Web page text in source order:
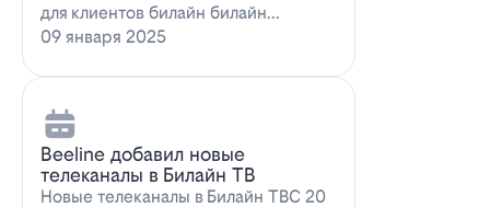
для клиентов билайн билайн
запускает новое выгодное
09 января 2025
Beeline добавил новые
телеканалы в Билайн ТВ
Новые телеканалы в Билайн ТВС 20